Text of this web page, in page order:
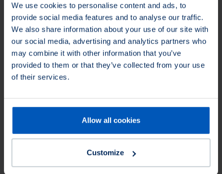
We use cookies to personalise content and ads, to
provide social media features and to analyse our traffic.
We also share information about your use of our site with
our social media, advertising and analytics partners who
may combine it with other information that you’ve
provided to them or that they’ve collected from your use
of their services.
Allow all cookies
Customize
MagnaFlex™
Produtos.
Polidor não costurado